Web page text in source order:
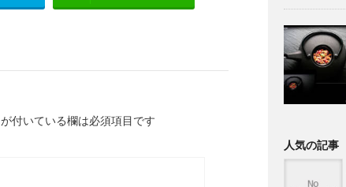
が付いている欄は必須項目です
人気の記事